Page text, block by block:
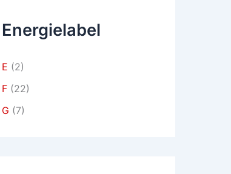
Energielabel
E (2)
F (22)
G (7)